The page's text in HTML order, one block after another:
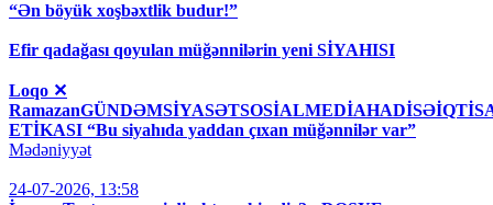
“Ən böyük xoşbəxtlik budur!”
Efir qadağası qoyulan müğənnilərin yeni SİYAHISI
Loqo ✕
ETİKASI “Bu siyahıda yaddan çıxan müğənnilər var”
Mədəniyyət
24-07-2026, 13:58